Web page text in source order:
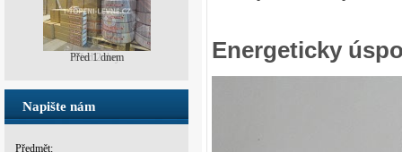
Před 2 dny
Napište nám
Předmět:
Energeticky